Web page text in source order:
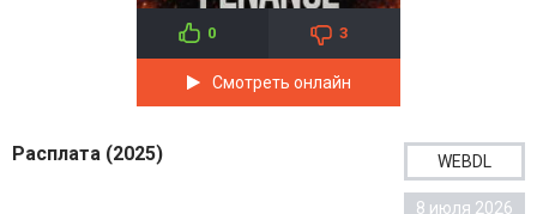
0 3
Смотреть онлайн
Расплата (2025) WEBDL
8 июля 2026